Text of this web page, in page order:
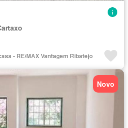
- RE/MAX Vantagem Ribatejo
Novo